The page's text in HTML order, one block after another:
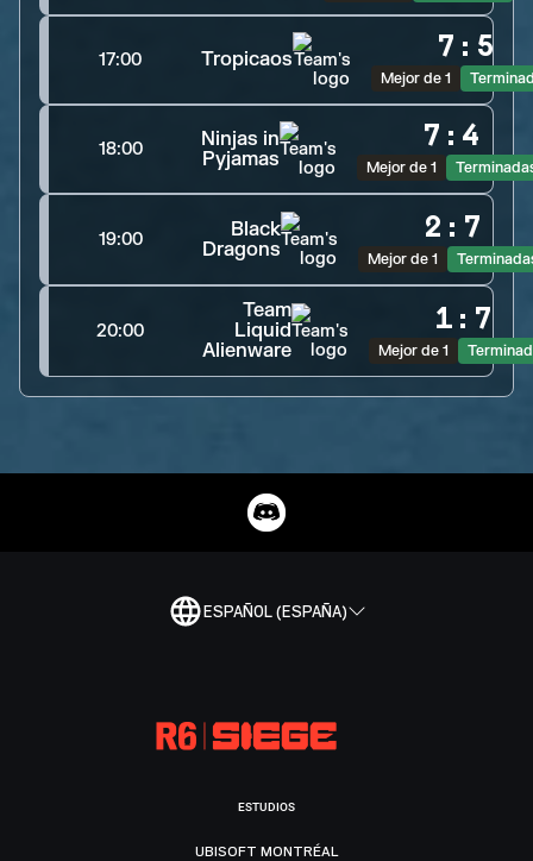
17:00 Tropicaos 7 : 5
Mejor de 1
18:00
Ninjas in
Pyjamas
7 : 4
Mejor de 1
19:00
Black
Dragons
2 : 7
Mejor de 1
20:00
Team
Liquid
Alienware
1 : 7
Mejor de 1
ESPAÑOL (ESPAÑA)
ESTUDIOS
UBISOFT MONTRÉAL